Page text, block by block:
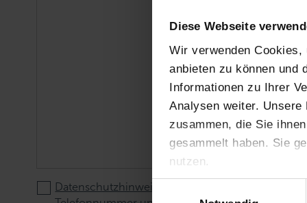
Diese Webseite
Wir verwenden
anbieten zu können und
Informationen zu Ihrer
Analysen weiter.
zusammen, die Sie
gesammelt haben. Sie
nutzen.
Datenschutzhinweis